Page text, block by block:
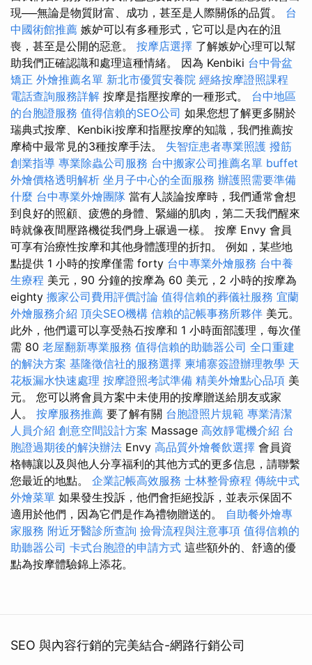
現──無論是物質財富、成功，甚至是人際關係的品質。 台
中國術館推薦 嫉妒可以有多種形式，它可以是內在的沮
喪，甚至是公開的惡意。 按摩店選擇 了解嫉妒心理可以幫
助我們正確認識和處理這種情緒。 因為 Kenbiki 台中骨盆
矯正 外燴推薦名單 新北市優質安養院 經絡按摩證照課程
電話查詢服務詳解 按摩是指壓按摩的一種形式。 台中地區
的台胞證服務 值得信賴的SEO公司 如果您想了解更多關於
瑞典式按摩、Kenbiki按摩和指壓按摩的知識，我們推薦按
摩椅中最常見的3種按摩手法。 失智症患者專業照護 撥筋
創業指導 專業除蟲公司服務 台中搬家公司推薦名單 buffet
外燴價格透明解析 坐月子中心的全面服務 辦護照需要準備
什麼 台中專業外燴團隊 當有人談論按摩時，我們通常會想
到良好的照顧、疲憊的身體、緊繃的肌肉，第二天我們醒來
時就像夜間壓路機從我們身上碾過一樣。 按摩 Envy 會員
可享有治療性按摩和其他身體護理的折扣。 例如，某些地
點提供 1 小時的按摩僅需 forty 台中專業外燴服務 台中養
生療程 美元，90 分鐘的按摩為 60 美元，2 小時的按摩為
eighty 搬家公司費用評價討論 值得信賴的葬儀社服務 宜蘭
外燴服務介紹 頂尖SEO機構 信賴的記帳事務所夥伴 美元。
此外，他們還可以享受熱石按摩和 1 小時面部護理，每次僅
需 80 老屋翻新專業服務 值得信賴的助聽器公司 全口重建
的解決方案 基隆徵信社的服務選擇 柬埔寨簽證辦理教學 天
花板漏水快速處理 按摩證照考試準備 精美外燴點心品項 美
元。 您可以將會員方案中未使用的按摩贈送給朋友或家
人。 按摩服務推薦 要了解有關 台胞證照片規範 專業清潔
人員介紹 創意空間設計方案 Massage 高效靜電機介紹 台
胞證過期後的解決辦法 Envy 高品質外燴餐飲選擇 會員資
格轉讓以及與他人分享福利的其他方式的更多信息，請聯繫
您最近的地點。 企業記帳高效服務 士林整骨療程 傳統中式
外燴菜單 如果發生投訴，他們會拒絕投訴，並表示保固不
適用於他們，因為它們是作為禮物贈送的。 自助餐外燴專
家服務 附近牙醫診所查詢 撿骨流程與注意事項 值得信賴的
助聽器公司 卡式台胞證的申請方式 這些額外的、舒適的優
點為按摩體驗錦上添花。
SEO 與內容行銷的完美結合-網路行銷公司